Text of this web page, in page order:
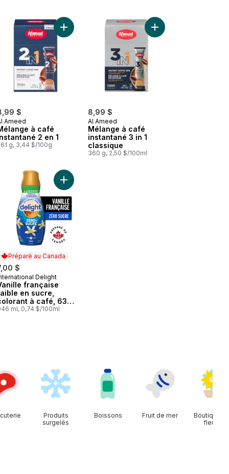
kona mélange de café au lait au panier
$
Ameed
à café
2 en 1
g, 3,44 $/100g
Ajouter Mélange à café instantané 2 en 1 au
8,99 $
Al Ameed
Mélange à café
instantané 3 in 1
classique
360 g, 2,50 $/100ml
Ajouter Mélange à
paniercoffee cafénato premium blend au panier
Préparé au Canada
$
au Canada
Delight
française
en sucre,
à café, 63
ml, 0,74 $/100ml
Ajouter Vanille française faible en sucre,
Produits
surgelés
Boissons Fruit de mer
Boutique
fleurs